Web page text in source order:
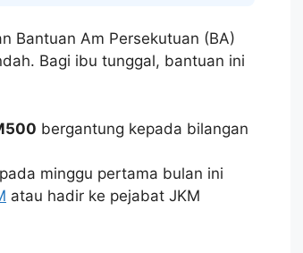
Bantuan Am Persekutuan (BA)
Bagi ibu tunggal, bantuan ini
bergantung kepada bilangan
minggu pertama bulan ini
atau hadir ke pejabat JKM